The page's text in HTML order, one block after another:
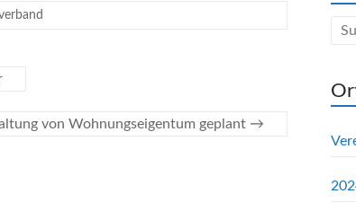
von Wohnungseigentum geplant →